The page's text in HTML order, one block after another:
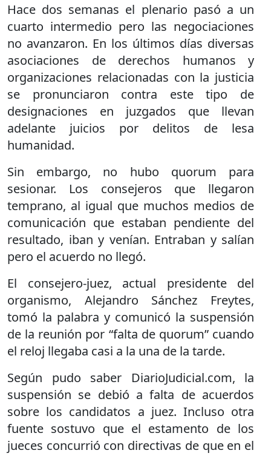
Hace dos semanas el plenario pasó a un
cuarto intermedio pero las negociaciones
no avanzaron. En los últimos días diversas
asociaciones de derechos humanos y
organizaciones relacionadas con la justicia
se pronunciaron contra este tipo de
designaciones en juzgados que llevan
adelante juicios por delitos de lesa
humanidad.
Sin embargo, no hubo quorum para
sesionar. Los consejeros que llegaron
temprano, al igual que muchos medios de
comunicación que estaban pendiente del
resultado, iban y venían. Entraban y salían
pero el acuerdo no llegó.
El consejero-juez, actual presidente del
organismo, Alejandro Sánchez Freytes,
tomó la palabra y comunicó la suspensión
de la reunión por “falta de quorum” cuando
el reloj llegaba casi a la una de la tarde.
Según pudo saber DiarioJudicial.com, la
suspensión se debió a falta de acuerdos
sobre los candidatos a juez. Incluso otra
fuente sostuvo que el estamento de los
jueces concurrió con directivas de que en el